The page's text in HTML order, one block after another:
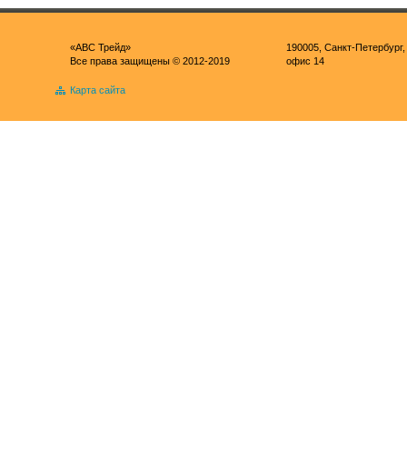
«ABC Трейд»
Все права защищены © 2012-2019
Карта сайта
190005, Санкт-
офис 14